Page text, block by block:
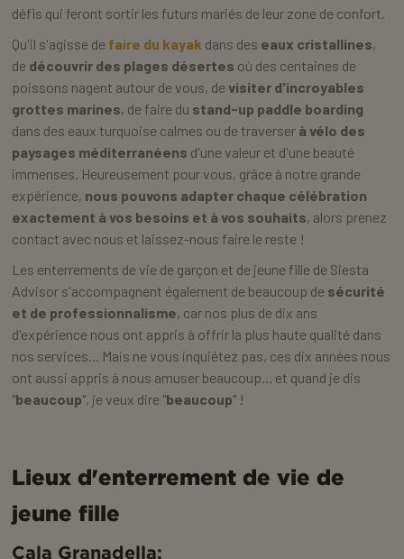
défis qui feront sortir les futurs mariés de leur zone de confort.
Qu'il s'agisse de faire du kayak dans des eaux cristallines,
de découvrir des plages désertes où des centaines de
poissons nagent autour de vous, devisiter d'incroyables
grottes marines, de faire du stand-up paddle boarding
dans des eaux turquoise calmes ou de traverser à vélo des
paysages méditerranéens d'une valeur et d'une beauté
immenses. Heureusement pour vous, grâce à notre grande
expérience, nous pouvons adapter chaque célébration
exactement à vos besoins et à vos souhaits, alors prenez
contact avec nous et laissez-nous faire le reste !
Les enterrements de vie de garçon et de jeune fille de Siesta
Advisor s'accompagnent également de beaucoup de sécurité
et de professionnalisme, car nos plus de dix ans
d'expérience nous ont appris à offrir la plus haute qualité dans
nos services... Mais ne vous inquiétez pas, ces dix années nous
ont aussi appris à nous amuser beaucoup... et quand je dis
"beaucoup", je veux dire "beaucoup" !
Lieux d'enterrement de vie de
jeune fille
Cala Granadella: